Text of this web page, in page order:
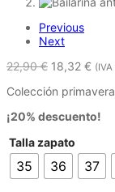
Previous
Next
22,90€ 18,32 €
Colección
¡20% descuento!
Talla zapato
35 36 37